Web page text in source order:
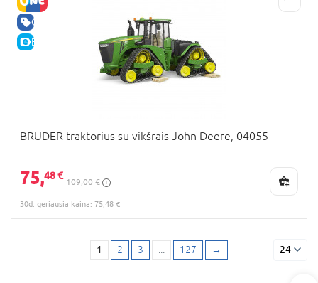
GERA KAINA
E-KAINA
BRUDER traktorius su vikšrais John Deere, 04055
75,48 €
109,00 €
30d. geriausia kaina: 75,48 €
1 2 3 ... 127 → 24